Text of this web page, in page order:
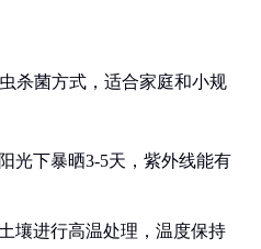
杀菌方式，适合家庭和小规
光下暴晒3-5天，紫外线能有
壤进行高温处理，温度保持